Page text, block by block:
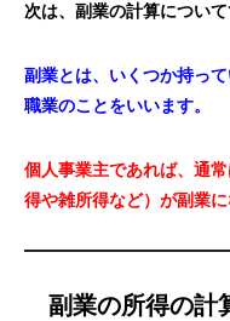
次は、副業の計算について
副業とは、いくつか持っ
職業のことをいいます。
個人事業主であれば、通
得や雑所得など）が副業に
副業の所得の計